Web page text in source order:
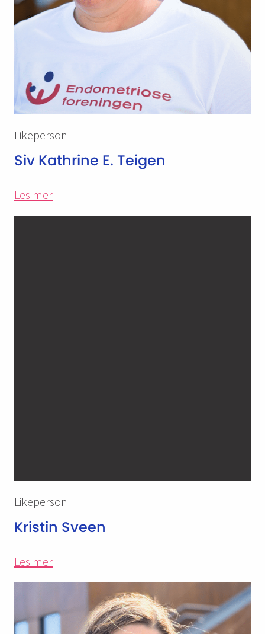
Likeperson
Siv Kathrine E. Teigen
Les mer
Likeperson
Kristin Sveen
Les mer